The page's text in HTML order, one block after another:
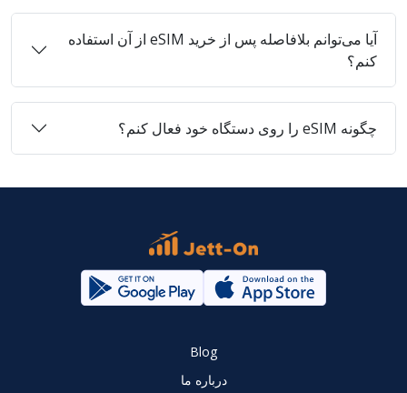
آیا می‌توانم بلافاصله پس از خرید eSIM از آن استفاده
کنم؟
چگونه eSIM را روی دستگاه خود فعال کنم؟
Blog
درباره ما